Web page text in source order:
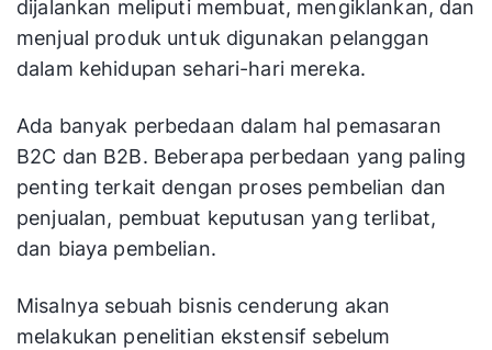
dijalankan meliputi membuat, mengiklankan, dan
menjual produk untuk digunakan pelanggan
dalam kehidupan sehari-hari mereka.
Ada banyak perbedaan dalam hal pemasaran
B2C dan B2B. Beberapa perbedaan yang paling
penting terkait dengan proses pembelian dan
penjualan, pembuat keputusan yang terlibat,
dan biaya pembelian.
Misalnya sebuah bisnis cenderung akan
melakukan penelitian ekstensif sebelum